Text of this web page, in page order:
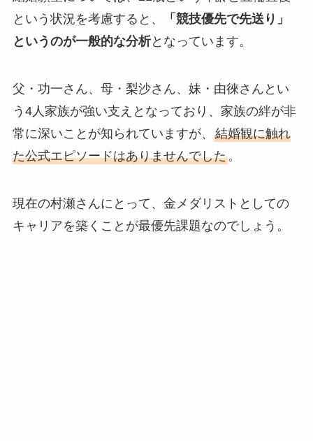
という状況を考慮すると、
「競技優先で先送り」
というのが一般的な分析となっています。
父・功一さん、母・梨沙さん、妹・由徠さんとい
う4人家族が強い支えとなっており、家族の絆が非
常に深いことが知られていますが、 結婚観に触れ
た公式エピソードはありませんでした。
現在の村瀬さんにとって、金メダリストとしての
キャリアを築くことが最優先課題なのでしょう。